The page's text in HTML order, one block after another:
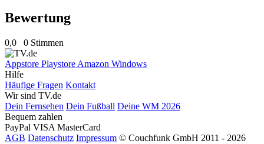
Bewertung
0,0 0 Stimmen
Appstore Playstore Amazon Windows
Hilfe
Häufige Fragen Kontakt
Wir sind TV.de
Dein Fernsehen Dein Fußball Deine WM 2026
Bequem zahlen
PayPal VISA MasterCard
AGB Datenschutz Impressum © Couchfunk GmbH 2011 - 2026